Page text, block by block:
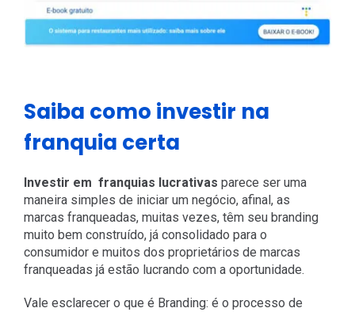
Saiba como investir na
franquia certa
Investir em franquias lucrativas parece ser uma
maneira simples de iniciar um negócio, afinal, as
marcas franqueadas, muitas vezes, têm seu branding
muito bem construído, já consolidado para o
consumidor e muitos dos proprietários de marcas
franqueadas já estão lucrando com a oportunidade.
Vale esclarecer o que é Branding: é o processo de